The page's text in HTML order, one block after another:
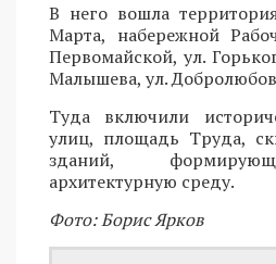
В него вошла
Марта, набережной
Первомайской, ул.
Малышева, ул.
Туда включили
улиц, площадь Труда,
зданий,
архитектурную среду.
Фото: Борис Ярков